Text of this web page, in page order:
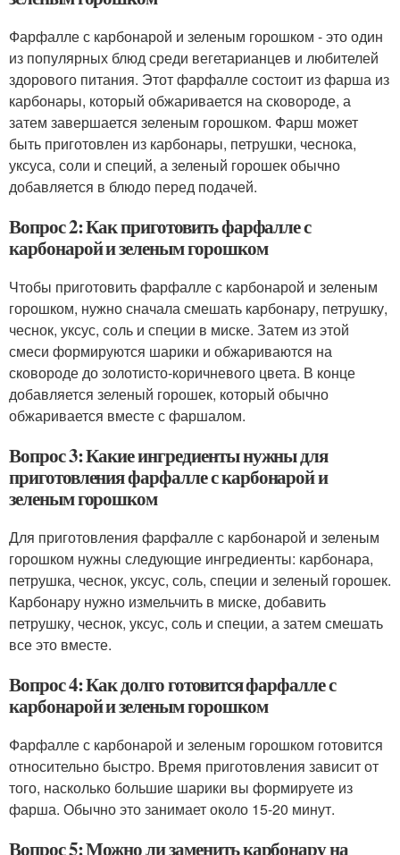
Фарфалле с карбонарой и зеленым горошком - это один
из популярных блюд среди вегетарианцев и любителей
здорового питания. Этот фарфалле состоит из фарша из
карбонары, который обжаривается на сковороде, а
затем завершается зеленым горошком. Фарш может
быть приготовлен из карбонары, петрушки, чеснока,
уксуса, соли и специй, а зеленый горошек обычно
добавляется в блюдо перед подачей.
Вопрос 2: Как приготовить фарфалле с
карбонарой и зеленым горошком
Чтобы приготовить фарфалле с карбонарой и зеленым
горошком, нужно сначала смешать карбонару, петрушку,
чеснок, уксус, соль и специи в миске. Затем из этой
смеси формируются шарики и обжариваются на
сковороде до золотисто-коричневого цвета. В конце
добавляется зеленый горошек, который обычно
обжаривается вместе с фаршалом.
Вопрос 3: Какие ингредиенты нужны для
приготовления фарфалле с карбонарой и
зеленым горошком
Для приготовления фарфалле с карбонарой и зеленым
горошком нужны следующие ингредиенты: карбонара,
петрушка, чеснок, уксус, соль, специи и зеленый горошек.
Карбонару нужно измельчить в миске, добавить
петрушку, чеснок, уксус, соль и специи, а затем смешать
все это вместе.
Вопрос 4: Как долго готовится фарфалле с
карбонарой и зеленым горошком
Фарфалле с карбонарой и зеленым горошком готовится
относительно быстро. Время приготовления зависит от
того, насколько большие шарики вы формируете из
фарша. Обычно это занимает около 15-20 минут.
Вопрос 5: Можно ли заменить карбонару на